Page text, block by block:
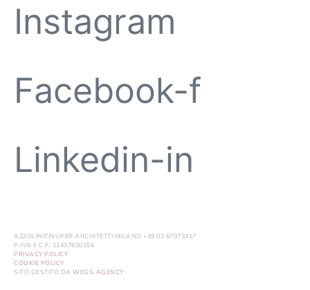
Instagram
Facebook-f
Linkedin-in
AZZOLINITINUPER ARCHITETTI MILANO +39 02 67073317
P.IVA E C.F. 12437830156
PRIVACY POLICY
COOKIE POLICY
SITO GESTITO DA WEGG AGENCY